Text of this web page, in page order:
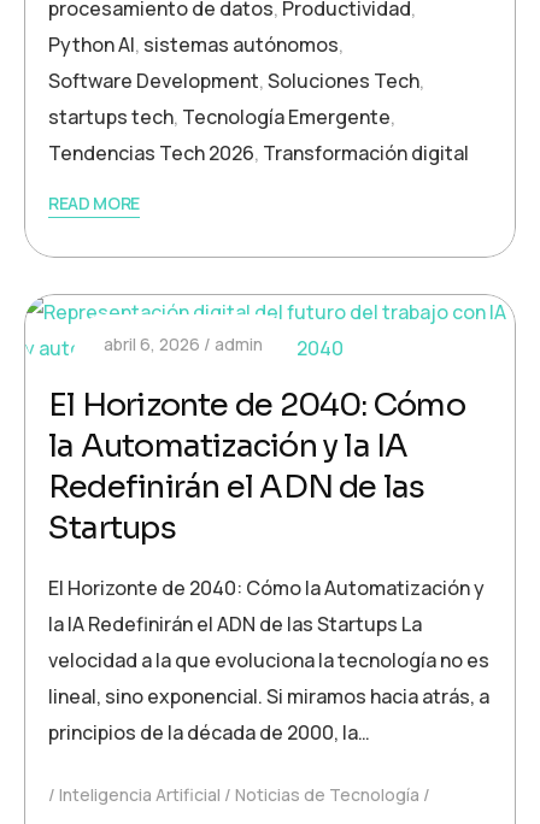
procesamiento de datos, Productividad,
Python AI, sistemas autónomos,
Software Development,Soluciones Tech,
startups tech, Tecnología Emergente,
Tendencias Tech 2026, Transformación digital
READ MORE
abril 6, 2026 admin
El Horizonte de 2040: Cómo
la Automatización y la IA
Redefinirán el ADN de las
Startups
El Horizonte de 2040: Cómo la Automatización y
la IA Redefinirán el ADN de las Startups La
velocidad a la que evoluciona la tecnología no es
lineal, sino exponencial. Si miramos hacia atrás, a
principios de la década de 2000, la…
Inteligencia Artificial
Noticias de Tecnología